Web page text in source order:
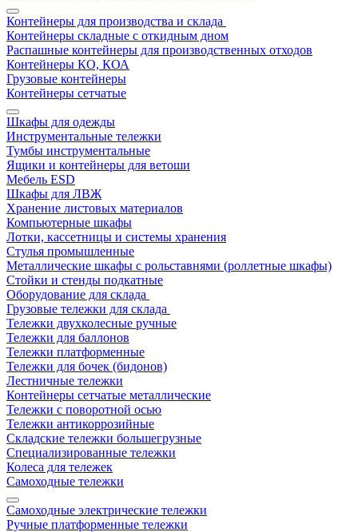
Контейнеры для производства и склада
Контейнеры складные с откидным дном
Распашные контейнеры для производственных отходов
Контейнеры КО, КОА
Грузовые контейнеры
Контейнеры сетчатые
Шкафы для одежды
Инструментальные тележки
Тумбы инструментальные
Ящики и контейнеры для ветоши
Мебель ESD
Шкафы для ЛВЖ
Хранение листовых материалов
Компьютерные шкафы
Лотки, кассетницы и системы хранения
Стулья промышленные
Металлические шкафы с рольставнями (роллетные шкафы)
Стойки и стенды подкатные
Оборудование для склада
Грузовые тележки для склада
Тележки двухколесные ручные
Тележки для баллонов
Тележки платформенные
Тележки для бочек (бидонов)
Лестничные тележки
Контейнеры сетчатые металлические
Тележки с поворотной осью
Тележки антикоррозийные
Складские тележки большегрузные
Специализированные тележки
Колеса для тележек
Самоходные тележки
Самоходные электрические тележки
Ручные платформенные тележки